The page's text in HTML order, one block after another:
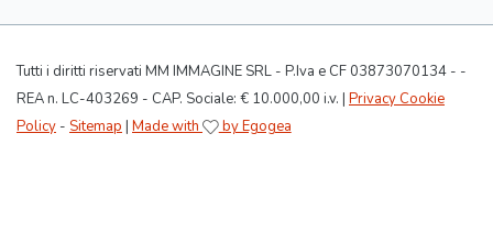
Tutti i diritti riservati MM IMMAGINE SRL - P.Iva e CF 03873070134 - -
REA n. LC-403269 - CAP. Sociale: € 10.000,00 i.v. | Privacy Cookie
Policy - Sitemap | Made with by Egogea